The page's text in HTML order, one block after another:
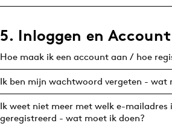
Interne communicatie
Media
Merkstrategie
PR
Programmatic
Purpose Marketing
5. Inloggen en Account
Hoe maak ik een account aan / hoe
Ik ben mijn wachtwoord vergeten - wat
Ik weet niet meer met welk e-mailadres
geregistreerd - wat moet ik doen?